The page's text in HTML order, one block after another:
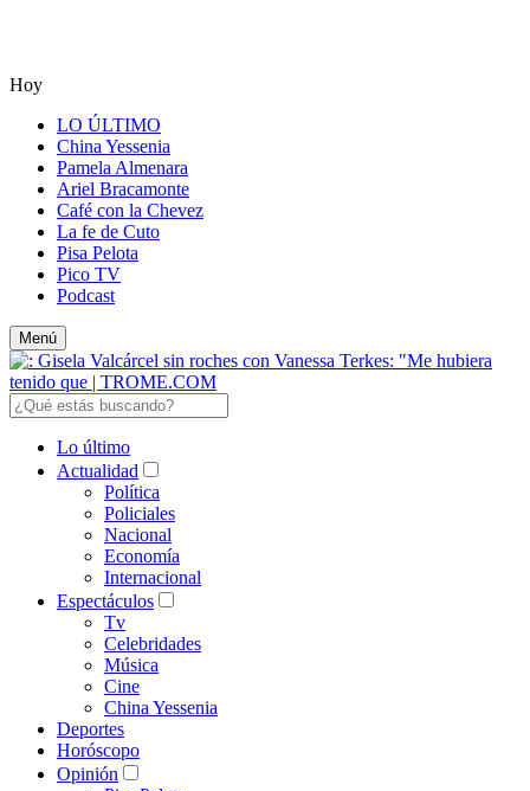
Hoy
LO ÚLTIMO
China Yessenia
Pamela Almenara
Ariel Bracamonte
Café con la Chevez
La fe de Cuto
Pisa Pelota
Pico TV
Podcast
Menú
Lo último
Actualidad
Política
Policiales
Nacional
Economía
Internacional
Espectáculos
Tv
Celebridades
Música
Cine
China Yessenia
Deportes
Horóscopo
Opinión